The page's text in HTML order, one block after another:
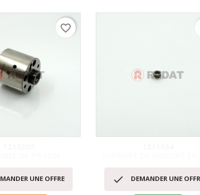
rapide
UNE OFFRE
favorite_border
Aperçu rapide
 DEMANDER UNE